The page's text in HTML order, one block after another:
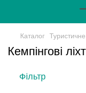
Каталог
Кемпінгові
Фільтр